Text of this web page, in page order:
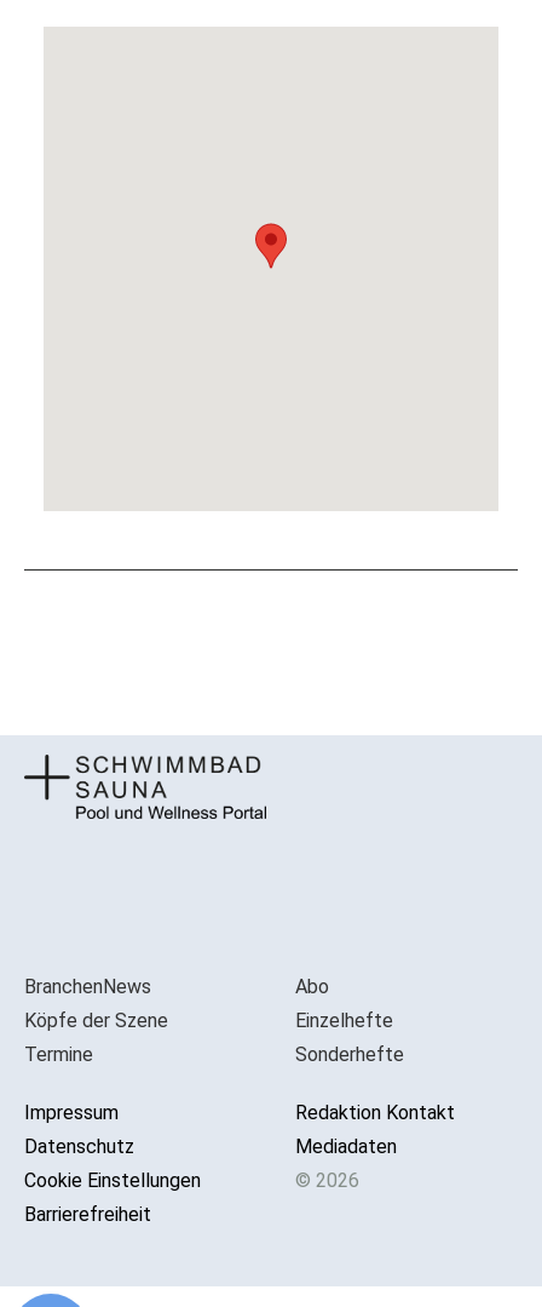
BranchenNews
Köpfe der Szene
Termine
Impressum
Datenschutz
Cookie Einstellungen
Barrierefreiheit
Abo
Einzelhefte
Sonderhefte
Redaktion Kontakt
Mediadaten
© 2026